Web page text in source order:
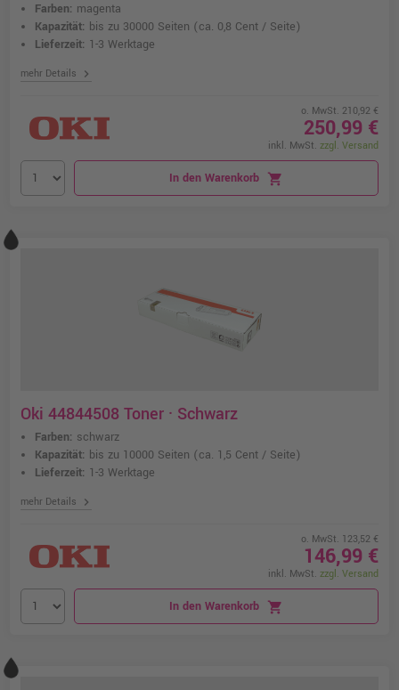
Farben: magenta
Kapazität: bis zu 30000 Seiten (ca. 0,8 Cent / Seite)
Lieferzeit: 1-3 Werktage
mehr Details chevron_right
o. MwSt. 210,92 €
250,99 €
inkl. MwSt. zzgl. Versand
In den Warenkorb shopping_cart
Oki 44844508 Toner · Schwarz
Farben: schwarz
Kapazität: bis zu 10000 Seiten (ca. 1,5 Cent / Seite)
Lieferzeit: 1-3 Werktage
mehr Details chevron_right
o. MwSt. 123,52 €
146,99 €
inkl. MwSt. zzgl. Versand
In den Warenkorb shopping_cart